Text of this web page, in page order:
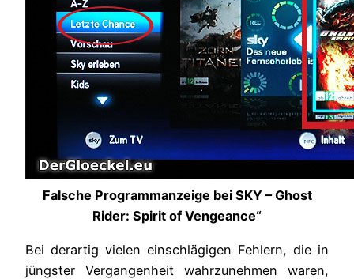
Falsche Programmanzeige bei SKY – Ghost
Rider: Spirit of Vengeance“
Bei derartig vielen einschlägigen Fehlern, die in
jüngster Vergangenheit wahrzunehmen waren,